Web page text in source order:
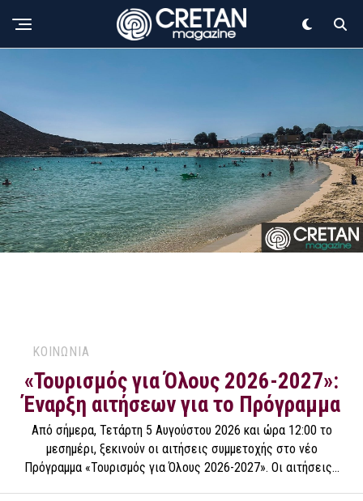
ΚΟΙΝΩΝΙΑ
«Τουρισμός για Όλους 2026-2027»:
Έναρξη αιτήσεων για το Πρόγραμμα
Από σήμερα, Τετάρτη 5 Αυγούστου 2026 και ώρα 12:00 το
μεσημέρι, ξεκινούν οι αιτήσεις συμμετοχής στο νέο
Πρόγραμμα «Τουρισμός για Όλους 2026-2027». Οι αιτήσεις...